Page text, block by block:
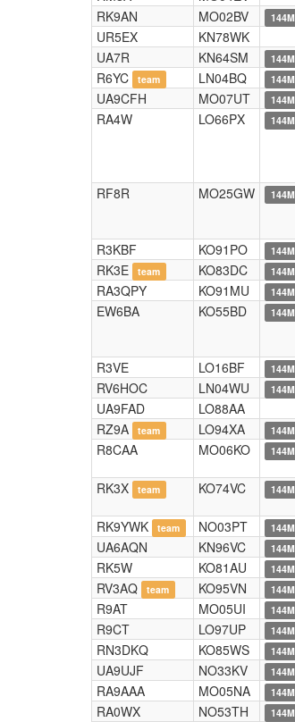
RK9AN
MO02BV 144M
UR5EX
KN78WK
UA7R
KN64SM 144M
R6YC
team LN04BQ 144M
UA9CFH
MO07UT 144M
RA4W
LO66PX 144M
RF8R MO25GW 144M
R3KBF KO91PO 144M
RK3E
team KO83DC 144M
RA3QPY
KO91MU 144M
EW6BA
KO55BD 144M
R3VE LO16BF 144M
RV6HOC
LN04WU 144M
UA9FAD
LO88AA
RZ9A
team LO94XA 144M
R8CAA
MO06KO 144M
RK3X team KO74VC 144M
RK9YWK team NO03PT 144M
UA6AQN
KN96VC 144M
RK5W
KO81AU 144M
RV3AQ
team KO95VN 144M
R9AT
MO05UI 144M
R9CT
LO97UP 144M
RN3DKQ
KO85WS 144M
UA9UJF
NO33KV 144M
RA9AAA
MO05NA 144M
RA0WX
NO53TH 144M